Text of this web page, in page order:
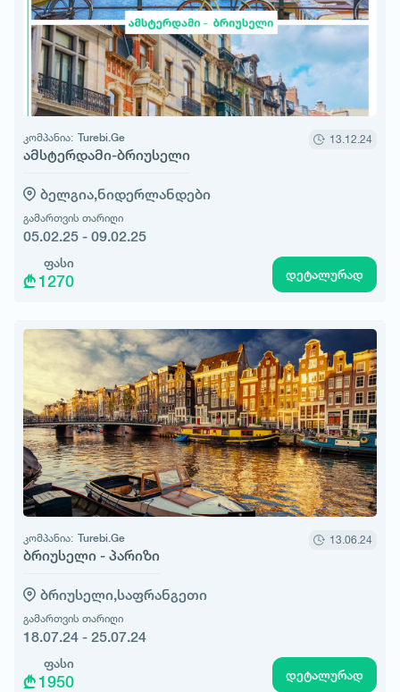
კომპანია: Turebi.Ge
ამსტერდამი-ბრიუსელი
13.12.24
ბელგია,ნიდერლანდები
გამართვის თარიღი
05.02.25 - 09.02.25
ფასი
1270 დეტალურად
კომპანია: Turebi.Ge
ბრიუსელი - პარიზი
13.06.24
ბრიუსელი,საფრანგეთი
გამართვის თარიღი
18.07.24 - 25.07.24
ფასი
1950 დეტალურად